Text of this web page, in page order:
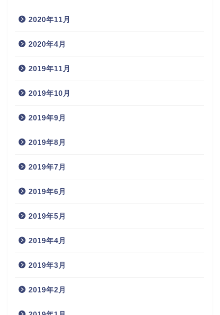
2020年11月
2020年4月
2019年11月
2019年10月
2019年9月
2019年8月
2019年7月
2019年6月
2019年5月
2019年4月
2019年3月
2019年2月